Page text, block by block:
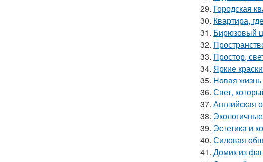
29. Городская
30. Квартира,
31. Бирюзовый
32.
33. Простор,
34. Яркие
35. Новая жизнь
36. Свет,
37. Английская
38.
39. Эстетика и
40. Силовая
41. Домик из